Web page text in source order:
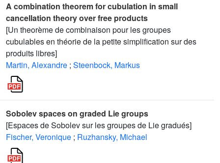
A combination theorem for cubulation in small
cancellation theory over free products
[Un theorème de combinaison pour les groupes
cubulables en théorie de la petite simplification sur des
produits libres]
Martin, Alexandre ; Steenbock, Markus
Sobolev spaces on graded Lie groups
[Espaces de Sobolev sur les groupes de Lie gradués]
Fischer, Veronique ; Ruzhansky, Michael